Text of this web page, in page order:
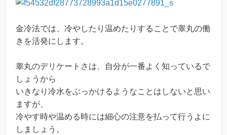
金冷法では、冷やしたり温めたりすることで睾丸の働
きを活発にします。
睾丸のデリケートさは、自分が一番よく知っているで
しょうから
いきなり冷水をぶっかけるようなことはしないと思い
ますが、
冷やす時や温める時には細心の注意を払って行うよに
しましょう。